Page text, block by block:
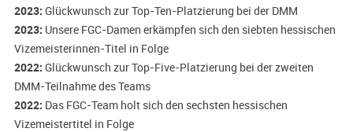
2023: Glückwunsch zur Top-Ten-Platzierung bei der DMM
2023: Unsere FGC-Damen erkämpfen sich den siebten hessischen
Vizemeisterinnen-Titel in Folge
2022: Glückwunsch zur Top-Five-Platzierung bei der zweiten
DMM-Teilnahme des Teams
2022: Das FGC-Team holt sich den sechsten hessischen
Vizemeistertitel in Folge